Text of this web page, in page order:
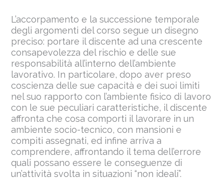
L’accorpamento e la successione temporale
degli argomenti del corso segue un disegno
preciso: portare il discente ad una crescente
consapevolezza del rischio e delle sue
responsabilità all’interno dell’ambiente
lavorativo. In particolare, dopo aver preso
coscienza delle sue capacità e dei suoi limiti
nel suo rapporto con l’ambiente fisico di lavoro
con le sue peculiari caratteristiche, il discente
affronta che cosa comporti il lavorare in un
ambiente socio-tecnico, con mansioni e
compiti assegnati, ed infine arriva a
comprendere, affrontando il tema dell’errore
quali possano essere le conseguenze di
un’attività svolta in situazioni “non ideali”.